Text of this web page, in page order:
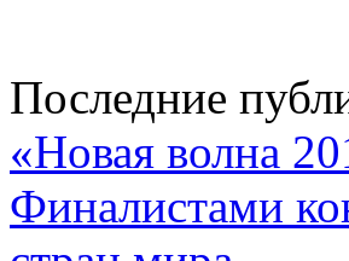
Последние
«Новая волна
Финалистами